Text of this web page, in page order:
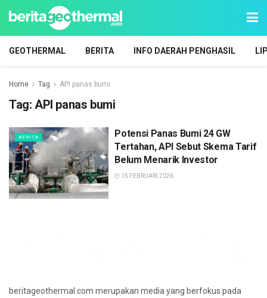
GEOTHERMAL BERITA INFO DAERAH PENGHASIL
Home Tag API panas bumi
Tag: API panas bumi
BERITA
Potensi Panas Bumi 24 GW
Tertahan, API Sebut Skema Tarif
Belum Menarik Investor
15 FEBRUARI 2026
beritageothermal.com merupakan media yang berfokus pada